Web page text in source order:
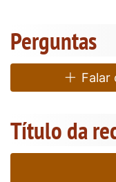
Perguntas
Falar
Título da